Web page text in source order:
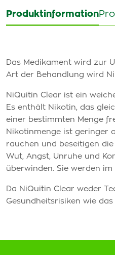
Produktinformation
Das Medikament wird zur
Art der Behandlung wird
NiQuitin Clear ist ein
Es enthält Nikotin, das
einer bestimmten Menge
Nikotinmenge ist geringer
rauchen und beseitigen
Wut, Angst, Unruhe und
überwinden. Sie werden
Da NiQuitin Clear weder
Gesundheitsrisiken wie